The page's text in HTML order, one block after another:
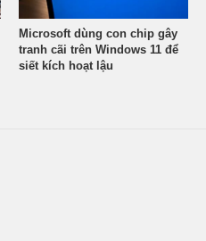
Microsoft dùng con chip gây
tranh cãi trên Windows 11 để
siết kích hoạt lậu